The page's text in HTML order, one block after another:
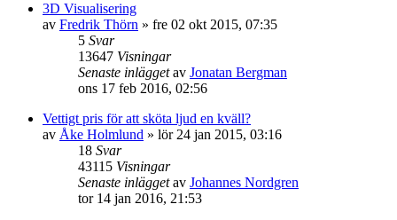
3D Visualisering
av Fredrik Thörn » fre 02 okt 2015, 07:35
5 Svar
13647 Visningar
Senaste inläggetav Jonatan Bergman
ons 17 feb 2016, 02:56
Vettigt pris för att sköta ljud en kväll?
av Åke Holmlund » lör 24 jan 2015, 03:16
18 Svar
43115 Visningar
Senaste inläggetav Johannes Nordgren
tor 14 jan 2016, 21:53